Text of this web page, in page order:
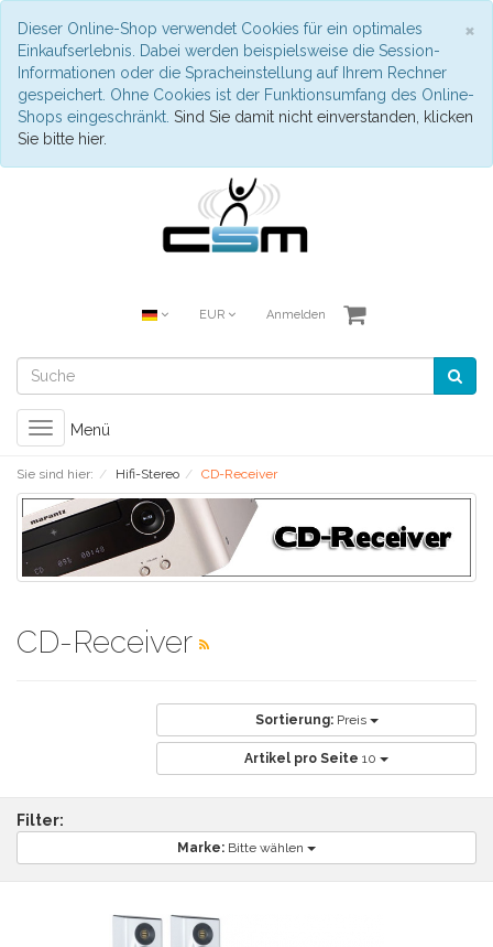
×
Dieser Online-Shop verwendet Cookies für ein optimales
Einkaufserlebnis. Dabei werden beispielsweise die Session-
Informationen oder die Spracheinstellung auf Ihrem Rechner
gespeichert. Ohne Cookies ist der Funktionsumfang des Online-
Shops eingeschränkt. Sind Sie damit nicht einverstanden, klicken
Sie bitte hier.
EUR Anmelden
Toggle
navigation
Menü
Sie sind hier: Hifi-Stereo CD-Receiver
CD-Receiver
Sortierung: Preis
Artikel pro Seite 10
Filter:
Marke: Bitte wählen